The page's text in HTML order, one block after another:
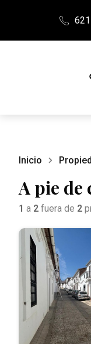
Inicio
A pie de
1 a 2 fuera de 2